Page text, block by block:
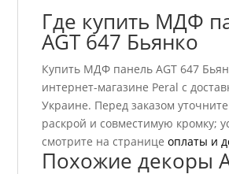
Где купить МДФ
AGT 647 Бьянко
Купить МДФ панель AGT 647
интернет-магазине Peral с
Украине. Перед заказом
раскрой и совместимую кромку;
смотрите на страницеоплаты и
Похожие декоры